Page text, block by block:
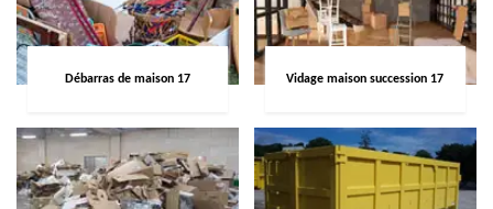
Débarras de maison 17 Vidage maison succession 17